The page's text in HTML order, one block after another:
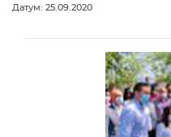
Датум: 25.09.2020